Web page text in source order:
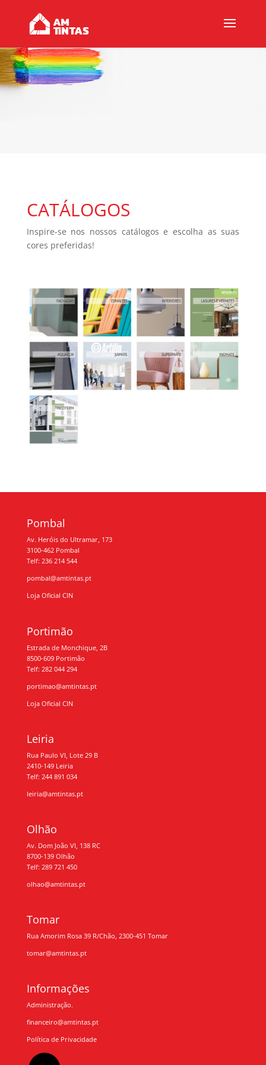
CATÁLOGOS
Inspire-se nos nossos catálogos e escolha as suas
cores preferidas!
Pombal
Av. Heróis do Ultramar, 173
3100-462 Pombal
Telf: 236 214 544
pombal@amtintas.pt
Loja Oficial CIN
Portimão
Estrada de Monchique, 2B
8500-609 Portimão
Telf: 282 044 294
portimao@amtintas.pt
Loja Oficial CIN
Leiria
Rua Paulo VI, Lote 29 B
2410-149 Leiria
Telf: 244 891 034
leiria@amtintas.pt
Olhão
Av. Dom João VI, 138 RC
8700-139 Olhão
Telf: 289 721 450
olhao@amtintas.pt
Tomar
Rua Amorim Rosa 39 R/Chão, 2300-451 Tomar
tomar@amtintas.pt
Informações
Administração.
financeiro@amtintas.pt
Política de Privacidade